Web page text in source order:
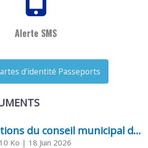
Alerte SMS
d'identité Passeports
Délibérations du conseil municipal du 18 juin 2026
Ko | 18 Juin 2026